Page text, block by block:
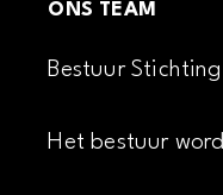
ONS TEAM
Bestuur
Het bestuur